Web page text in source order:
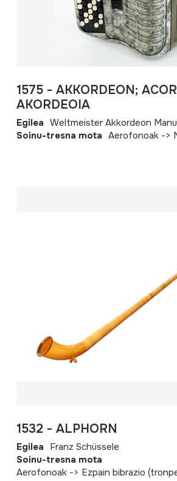
1575 - AKKORDEON;
AKORDEOIA
Egilea Weltmeister Akkordeon
Soinu-tresna mota Aerofonoak ->
1532 - ALPHORN
Egilea Franz Schüssele
Soinu-tresna mota
Aerofonoak -> Ezpain bibrazio